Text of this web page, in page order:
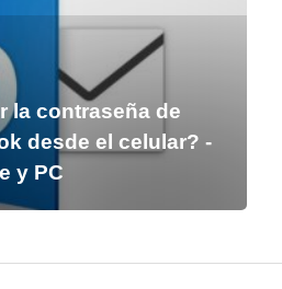
la contraseña de
desde el celular? -
y PC